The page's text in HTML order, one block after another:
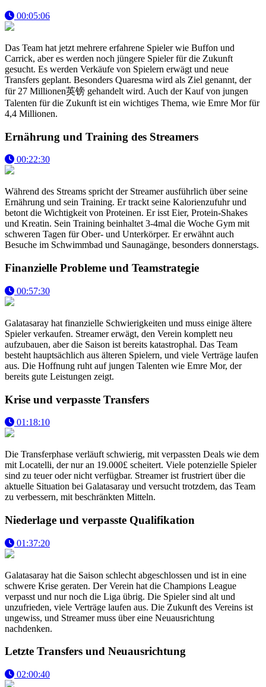
00:05:06
Das Team hat jetzt mehrere erfahrene Spieler wie Buffon und
Carrick, aber es werden noch jüngere Spieler für die Zukunft
gesucht. Es werden Verkäufe von Spielern erwägt und neue
Transfers geplant. Besonders Quaresma wird als Ziel genannt, der
für 27 Millionen英镑 gehandelt wird. Auch der Kauf von jungen
Talenten für die Zukunft ist ein wichtiges Thema, wie Emre Mor für
4,4 Millionen.
Ernährung und Training des Streamers
00:22:30
Während des Streams spricht der Streamer ausführlich über seine
Ernährung und sein Training. Er trackt seine Kalorienzufuhr und
betont die Wichtigkeit von Proteinen. Er isst Eier, Protein-Shakes
und Kreatin. Sein Training beinhaltet 3-4mal die Woche Gym mit
schweren Tagen für Ober- und Unterkörper. Er erwähnt auch
Besuche im Schwimmbad und Saunagänge, besonders donnerstags.
Finanzielle Probleme und Teamstrategie
00:57:30
Galatasaray hat finanzielle Schwierigkeiten und muss einige ältere
Spieler verkaufen. Streamer erwägt, den Verein komplett neu
aufzubauen, aber die Saison ist bereits katastrophal. Das Team
besteht hauptsächlich aus älteren Spielern, und viele Verträge laufen
aus. Die Hoffnung ruht auf jungen Talenten wie Emre Mor, der
bereits gute Leistungen zeigt.
Krise und verpasste Transfers
01:18:10
Die Transferphase verläuft schwierig, mit verpassten Deals wie dem
mit Locatelli, der nur an 19.000£ scheitert. Viele potenzielle Spieler
sind zu teuer oder nicht verfügbar. Streamer ist frustriert über die
aktuelle Situation bei Galatasaray und versucht trotzdem, das Team
zu verbessern, mit beschränkten Mitteln.
Niederlage und verpasste Qualifikation
01:37:20
Galatasaray hat die Saison schlecht abgeschlossen und ist in eine
schwere Krise geraten. Der Verein hat die Champions League
verpasst und nur noch die Liga übrig. Die Spieler sind alt und
unzufrieden, viele Verträge laufen aus. Die Zukunft des Vereins ist
ungewiss, und Streamer muss über eine Neuausrichtung
nachdenken.
Letzte Transfers und Neuausrichtung
02:00:40